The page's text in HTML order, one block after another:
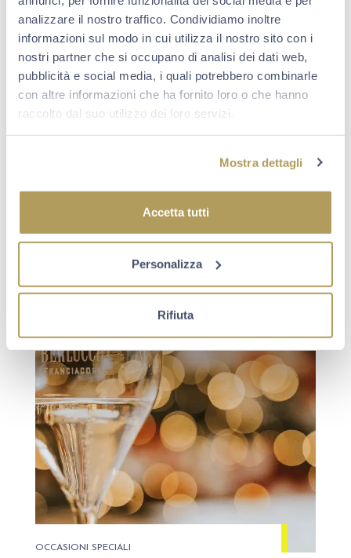
analizzare il nostro traffico. Condividiamo inoltre
informazioni sul modo in cui utilizza il nostro sito con i
nostri partner che si occupano di analisi dei dati web,
pubblicità e social media, i quali potrebbero combinarle
con altre informazioni che ha fornito loro o che hanno
raccolto dal suo utilizzo dei loro servizi.
Mostra dettagli
Accetta tutti
Personalizza
Rifiuta
CHEF
ULTIMO APPUNTAMENTO CON LA
OCCASIONI SPECIALI